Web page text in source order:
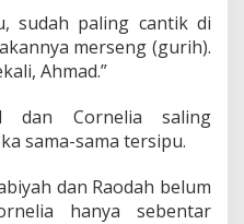
sudah paling cantik di
merseng (gurih).
Ahmad.”
dan Cornelia saling
sama-sama tersipu.
dan Raodah belum
hanya sebentar